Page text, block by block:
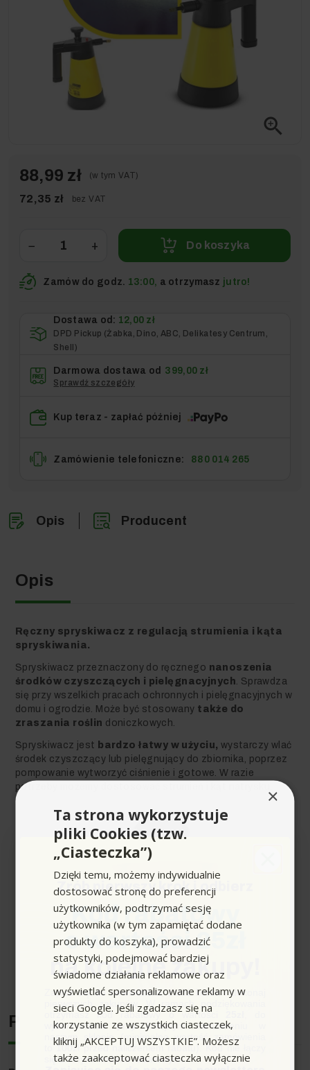
zoom_in
88,99 zł (w tym VAT)
72,35 zł bez VAT
− + Do koszyka
Zamów do godz. 13:00, a otrzymasz jutro!
Dostawa od: 12,00 zł
DPD Pickup (Żabka, Dino, ABC, Delikatesy Centrum,
Shell)
Darmowa dostawa od 399,00 zł
Sprawdź szczegóły
Kup teraz - zapłać później
Zamówienie telefoniczne: 880 014 265
Opis Producent
Opis
Ręczny spryskiwacz z regulacją strumienia i kąta
spryskiwania.
Spryskiwacz przeznaczony do ręcznego nanoszenia
środków czyszczących i pielęgnacyjnych. Sprawdza
się przy wszelkich pracach ochronnych i pielęgnacyjnych w
domu i ogrodzie. Może być stosowany także do
zraszania roślin doniczkowych.
Spryskiwacz jest bardzo łatwy w użyciu, wystarczy wlać
środek czyszczący lub pielęgnujący do zbiornika, poprzez
pompowanie wytworzyć ciśnienie i gotowe. W razie
potrzeby możemy dostosować strumień i kąt natrysku.
Rozwiń pełen opis produktu
Producent
×
Ta strona wykorzystuje
pliki Cookies (tzw.
„Ciasteczka”)
Dzięki temu, możemy indywidualnie
dostosować stronę do preferencji
użytkowników, podtrzymać sesję
użytkownika (w tym zapamiętać dodane
produkty do koszyka), prowadzić
statystyki, podejmować bardziej
świadome działania reklamowe oraz
wyświetlać spersonalizowane reklamy w
sieci Google. Jeśli zgadzasz się na
korzystanie ze wszystkich ciasteczek,
kliknij „AKCEPTUJ WSZYSTKIE”. Możesz
także zaakceptować ciasteczka wyłącznie
Zrób pierwszy krok i odbierz
Kod rabatowy
o wartości 25zł
na kolejne zakupy!
Zapisz się do newslettera, załóż konto i dokonaj
pierwszych zakupów. W ramach podziękowania
otrzymasz kod rabatowy o wartości
wykorzystania przy kolejnym zamówieniu w
naszym sklepie (minimalna wartość zamówienia
to 100zł przed naliczeniem rabatu). Kod nie łączy
się z innymi kodami rabatowymi.